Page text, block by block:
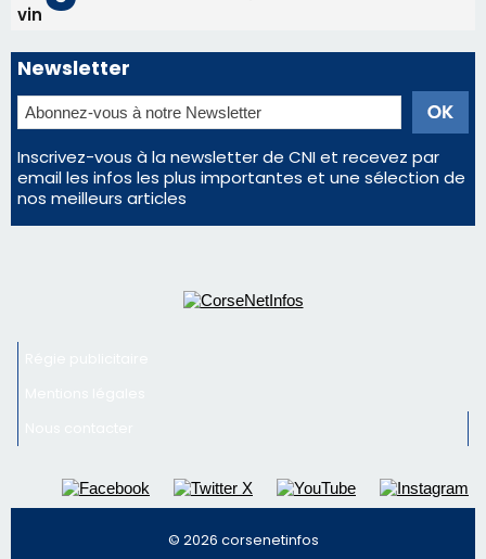
Satine Nomary est la nouvelle Miss Corse 2026
Éclipse du 12 août : la Corse aux premières loges
d'un spectacle qui ne reviendra pas avant 2081
Éclipse du 12 août : Où s'installer en Corse pour
profiter pleinement du spectacle ?
En Corse, un début de saison marqué par une
consommation en recul dans les restaurants
nos meilleurs articles